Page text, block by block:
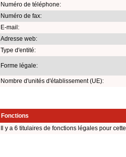
Numéro de téléphone:
Numéro de fax:
E-mail:
Adresse web:
Type d'entité:
Forme légale:
Nombre d'unités d'établissement (UE):
Fonctions
Il y a 6 titulaires de fonctions légales pour